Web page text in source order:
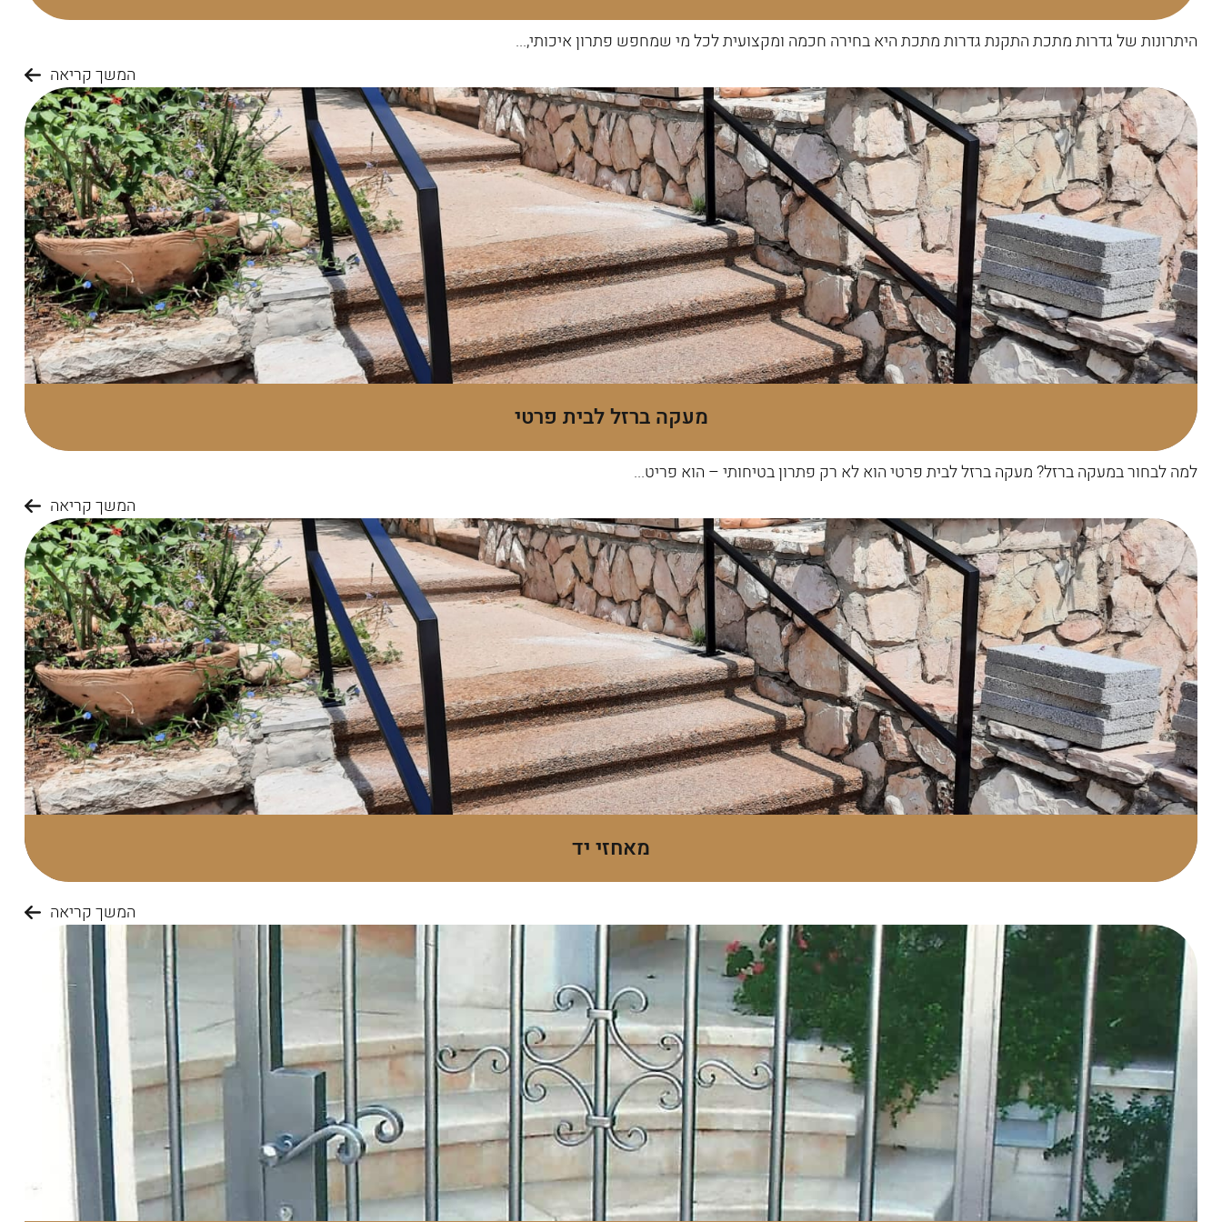
היתרונות של גדרות מתכת התקנת גדרות מתכת היא בחירה חכמה ומקצועית לכל מי שמחפש פתרון איכותי,...
המשך קריאה
מעקה ברזל לבית פרטי
למה לבחור במעקה ברזל? מעקה ברזל לבית פרטי הוא לא רק פתרון בטיחותי – הוא פריט...
המשך קריאה
מאחזי יד
המשך קריאה